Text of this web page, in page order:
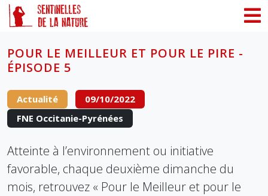
POUR LE MEILLEUR ET POUR LE PIRE -
ÉPISODE 5
Actualité
09/10/2022
FNE Occitanie-Pyrénées
Atteinte à l’environnement ou initiative
favorable, chaque deuxième dimanche du
mois, retrouvez « Pour le Meilleur et pour le
Panneau de gestion des cookies